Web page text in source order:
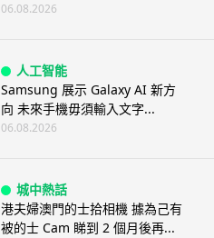
06.08.2026
人工智能
Samsung 展示 Galaxy AI 新方
向 未來手機毋須輸入文字...
06.08.2026
城中熱話
港夫婦澳門的士拾相機 據為己有
被的士 Cam 睇到 2 個月後再...